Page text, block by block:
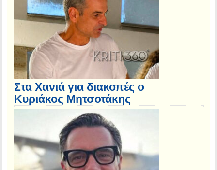
Στα Χανιά για διακοπές ο
Κυριάκος Μητσοτάκης